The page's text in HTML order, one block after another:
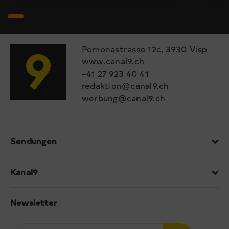
Pomonastrasse 12c, 3930 Visp
www.canal9.ch
+41 27 923 40 41
redaktion@canal9.ch
werbung@canal9.ch
Sendungen
Kanal9
Newsletter